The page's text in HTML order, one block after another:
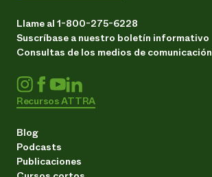
Llame al 1-800-275-6228
Suscríbase a nuestro boletín informativo
Consultas de los medios de comunicación
Recursos ATTRA
Blog
Podcasts
Publicaciones